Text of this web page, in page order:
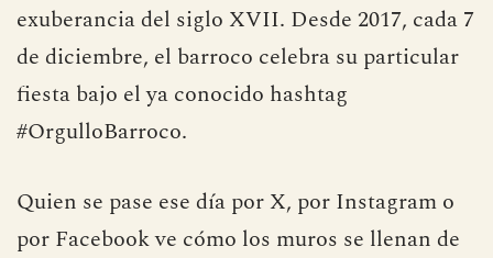
exuberancia del siglo XVII. Desde 2017, cada 7
de diciembre, el barroco celebra su particular
fiesta bajo el ya conocido hashtag
#OrgulloBarroco.
Quien se pase ese día por X, por Instagram o
por Facebook ve cómo los muros se llenan de